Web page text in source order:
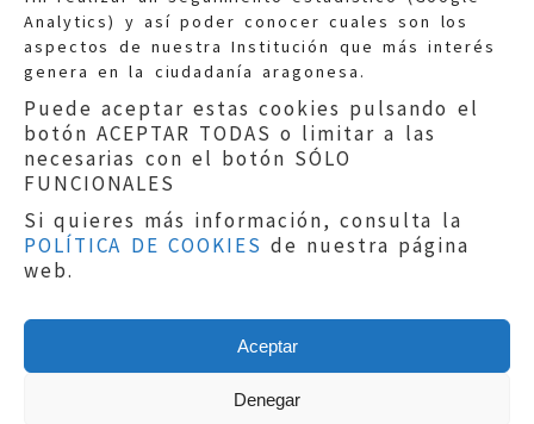
Analytics) y así poder conocer cuales son los
aspectos de nuestra Institución que más interés
genera en la ciudadanía aragonesa.
Puede aceptar estas cookies pulsando el
botón ACEPTAR TODAS o limitar a las
necesarias con el botón SÓLO
FUNCIONALES
Si quieres más información, consulta la
POLÍTICA DE COOKIES de nuestra página
web.
Aceptar
Denegar
Información general:
informacion@eljusticiadearagon.es
Teléfonos:900 210 210/
Aviso legal|Política de privacidad|
Protección de Datos
Política de cookies
Copyright © 2019El Justicia de Aragón|
Sephor Consulting